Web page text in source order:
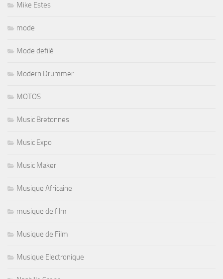
Mike Estes
mode
Mode defilé
Modern Drummer
MOTOS
Music Bretonnes
Music Expo
Music Maker
Musique Africaine
musique de film
Musique de Film
Musique Electronique